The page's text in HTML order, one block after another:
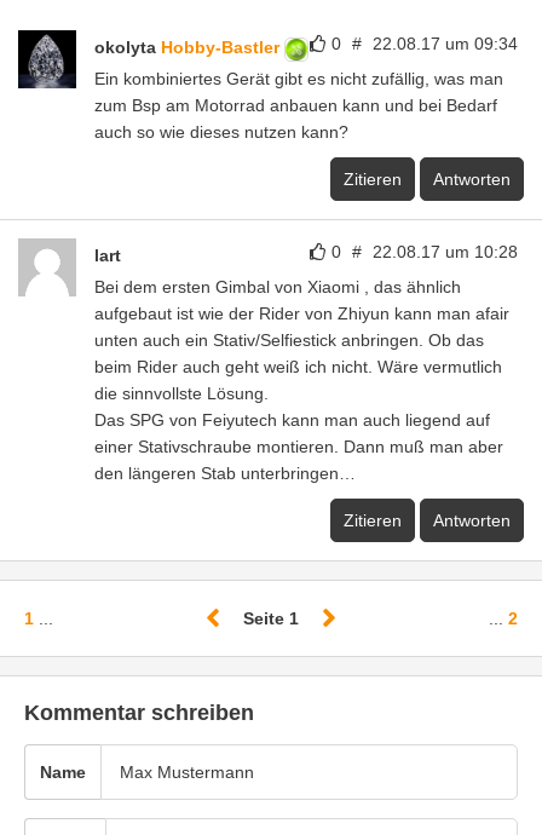
0 # 22.08.17 um 09:34
okolyta Hobby-Bastler
Ein kombiniertes Gerät gibt es nicht zufällig, was man
zum Bsp am Motorrad anbauen kann und bei Bedarf
auch so wie dieses nutzen kann?
Zitieren Antworten
0 # 22.08.17 um 10:28
lart
Bei dem ersten Gimbal von Xiaomi , das ähnlich
aufgebaut ist wie der Rider von Zhiyun kann man afair
unten auch ein Stativ/Selfiestick anbringen. Ob das
beim Rider auch geht weiß ich nicht. Wäre vermutlich
die sinnvollste Lösung.
Das SPG von Feiyutech kann man auch liegend auf
einer Stativschraube montieren. Dann muß man aber
den längeren Stab unterbringen…
Zitieren Antworten
1 ... ... 2
Seite 1
Kommentar schreiben
Name